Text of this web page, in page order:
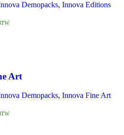
Demopacks, Innova Editions
Art
Demopacks, Innova Fine Art